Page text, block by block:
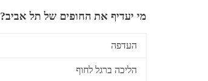
מי יעדיף את החופים של תל אביב?
העדפה
הליכה ברגל לחוף